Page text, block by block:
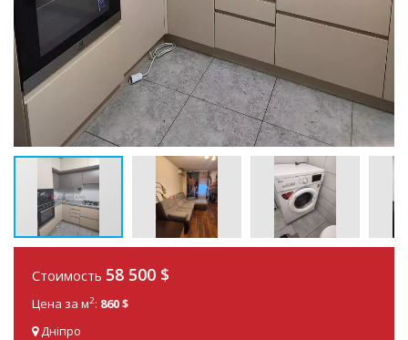
Стоимость 58 500 $
Цена за м2: 860 $
Дніпро